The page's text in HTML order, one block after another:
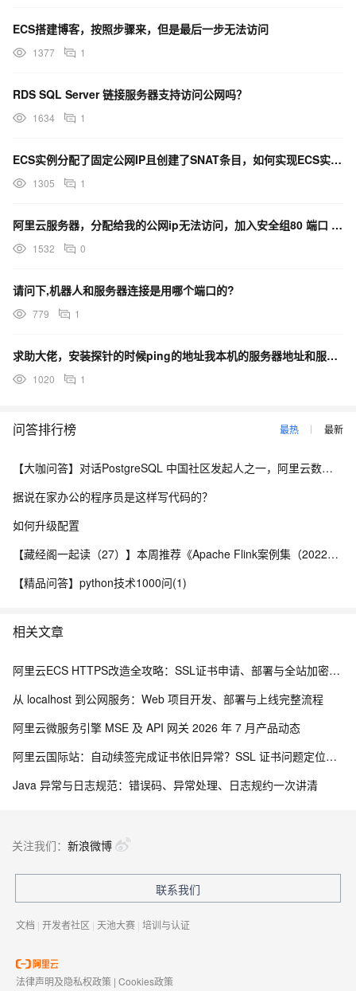
ECS搭建博客，按照步骤来，但是最后一步无法访问
1377 1
RDS SQL Server 链接服务器支持访问公网吗？
1634 1
ECS实例分配了固定公网IP且创建了SNAT条目，如何实现ECS实例优先通过SNAT的公网IP访问互
1305 1
阿里云服务器，分配给我的公网ip无法访问，加入安全组80 端口 依然是无法访问
1532 0
请问下,机器人和服务器连接是用哪个端口的?
779 1
求助大佬，安装探针的时候ping的地址我本机的服务器地址和服务起的端口吗？
1020 1
问答排行榜 最热 最新
【大咖问答】对话PostgreSQL 中国社区发起人之一，阿里云数据库高级专家 德哥
据说在家办公的程序员是这样写代码的？
如何升级配置
【藏经阁一起读（27）】本周推荐《Apache Flink案例集（2022版）》，你有哪些心得？
【精品问答】python技术1000问(1)
相关文章
阿里云ECS HTTPS改造全攻略：SSL证书申请、部署与全站加密实操手册
从 localhost 到公网服务：Web 项目开发、部署与上线完整流程
阿里云微服务引擎 MSE 及 API 网关 2026 年 7 月产品动态
阿里云国际站：自动续签完成证书依旧异常？SSL 证书问题定位与处理
Java 异常与日志规范：错误码、异常处理、日志规约一次讲清
关注我们： 新浪微博
联系我们
文档 | 开发者社区 | 天池大赛 | 培训与认证
法律声明及隐私权政策 | Cookies政策